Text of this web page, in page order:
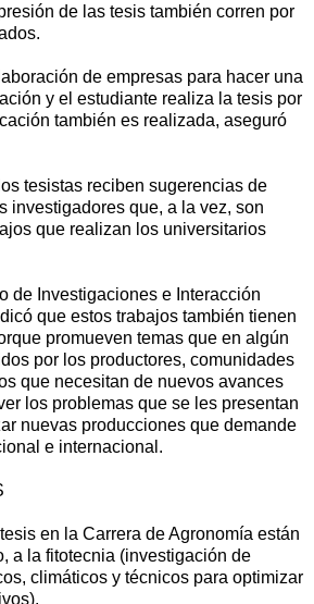
de las tesis también corren por
de empresas para hacer una
y el estudiante realiza la tesis por
también es realizada, aseguró
tesistas reciben sugerencias de
investigadores que, a la vez, son
que realizan los universitarios
de Investigaciones e Interacción
que estos trabajos también tienen
promueven temas que en algún
por los productores, comunidades
que necesitan de nuevos avances
los problemas que se les presentan
nuevas producciones que demande
e internacional.
en la Carrera de Agronomía están
a la fitotecnia (investigación de
climáticos y técnicos para optimizar